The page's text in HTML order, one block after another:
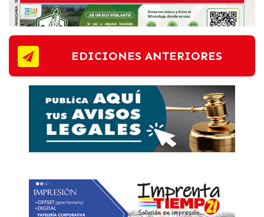
EDICIONES ANTERIORES